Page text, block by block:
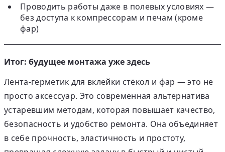
Проводить работы даже в полевых условиях —
без доступа к компрессорам и печам (кроме
фар)
Итог: будущее монтажа уже здесь
Лента-герметик для вклейки стёкол и фар — это не
просто аксессуар. Это современная альтернатива
устаревшим методам, которая повышает качество,
безопасность и удобство ремонта. Она объединяет
в себе прочность, эластичность и простоту,